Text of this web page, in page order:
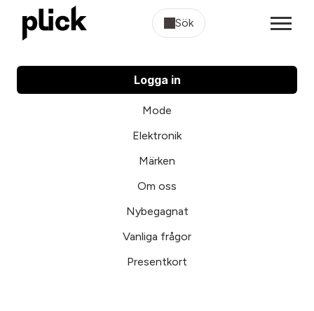
Sök
Logga in
Mode
Elektronik
Märken
Om oss
Nybegagnat
Vanliga frågor
Presentkort